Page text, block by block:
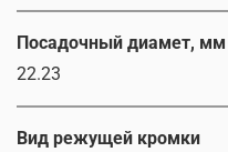
Посадочный диамет, мм
22.23
Вид режущей кромки